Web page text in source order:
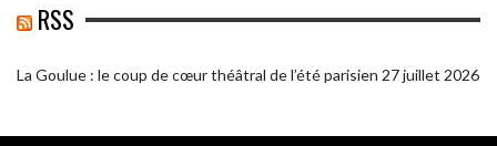
RSS
La Goulue : le coup de cœur théâtral de l’été parisien 27 juillet 2026